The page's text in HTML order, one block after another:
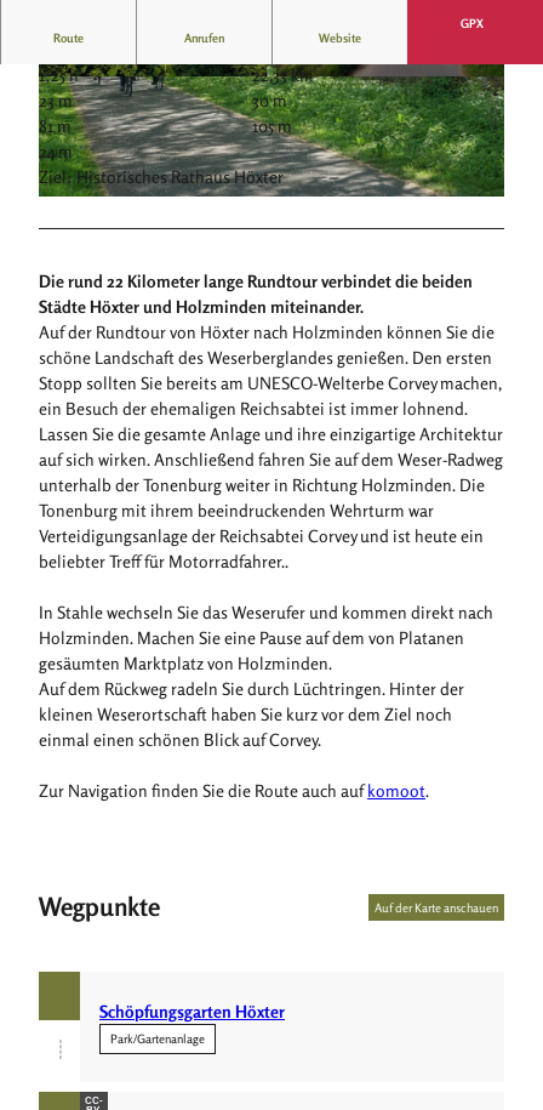
© Stadt Höxter, Stephan Berg |CC-BY-SA © Stadt Höxter, Stephan Berg |CC-BY-SA
Route Anrufen Website
GPX
1:25 h
22,33 km
23 m
30 m
81 m
105 m
24 m
Ziel: Historisches Rathaus Höxter
Die rund 22 Kilometer lange Rundtour verbindet die beiden
Städte Höxter und Holzminden miteinander.
Auf der Rundtour von Höxter nach Holzminden können Sie die
schöne Landschaft des Weserberglandes genießen. Den ersten
Stopp sollten Sie bereits am UNESCO-Welterbe Corvey machen,
ein Besuch der ehemaligen Reichsabtei ist immer lohnend.
Lassen Sie die gesamte Anlage und ihre einzigartige Architektur
auf sich wirken. Anschließend fahren Sie auf dem Weser-Radweg
unterhalb der Tonenburg weiter in Richtung Holzminden. Die
Tonenburg mit ihrem beeindruckenden Wehrturm war
Verteidigungsanlage der Reichsabtei Corvey und ist heute ein
beliebter Treff für Motorradfahrer..
In Stahle wechseln Sie das Weserufer und kommen direkt nach
Holzminden. Machen Sie eine Pause auf dem von Platanen
gesäumten Marktplatz von Holzminden.
Auf dem Rückweg radeln Sie durch Lüchtringen. Hinter der
kleinen Weserortschaft haben Sie kurz vor dem Ziel noch
einmal einen schönen Blick auf Corvey.
Zur Navigation finden Sie die Route auch aufkomoot.
Wegpunkte Auf der Karte anschauen
Schöpfungsgarten Höxter
Park/Gartenanlage
CC-